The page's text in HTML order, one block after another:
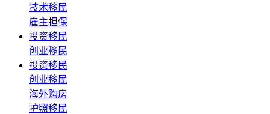
技术移民
雇主担保
投资移民
创业移民
投资移民
创业移民
海外购房
护照移民